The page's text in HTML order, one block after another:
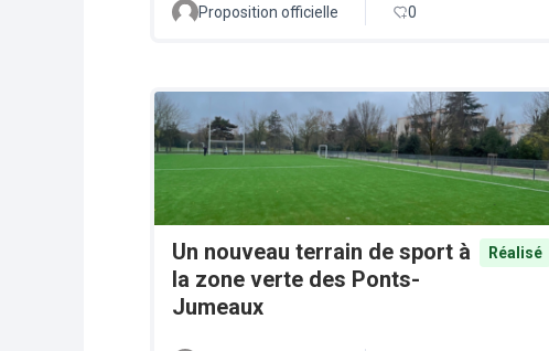
Proposition officielle 0
Un nouveau terrain de sport à
la zone verte des Ponts-
Jumeaux
Réalisé